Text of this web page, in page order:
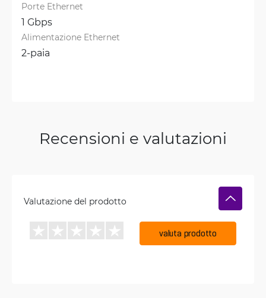
Porte Ethernet
1 Gbps
Alimentazione Ethernet
2-paia
Recensioni e valutazioni
Valutazione del prodotto
valuta prodotto